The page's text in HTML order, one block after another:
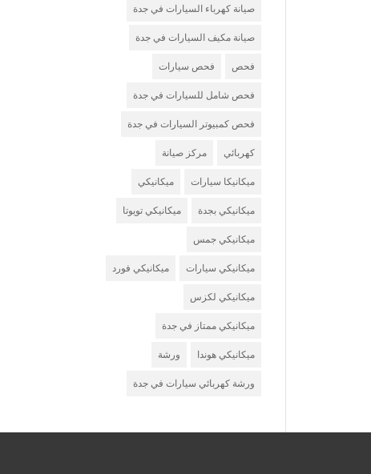
صيانة كهرباء السيارات في جدة
صيانة مكيف السيارات في جدة
فحص فحص سيارات
فحص شامل للسيارات في جدة
فحص كمبيوتر السيارات في جدة
كهربائي مركز صيانة
ميكانيكا سيارات ميكانيكي
ميكانيكي بجدة ميكانيكي تويوتا
ميكانيكي جمس
ميكانيكي سيارات ميكانيكي فورد
ميكانيكي لكزس
ميكانيكي ممتاز في جدة
ميكانيكي هوندا ورشة
ورشة كهربائي سيارات في جدة